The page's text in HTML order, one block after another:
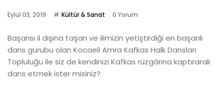
Eylül 03, 2019 Kültür & Sanat 0 Yorum
Başarısı il dışına taşan ve ilimizin yetiştirdiği en başarılı
dans gurubu olan Kocaeli Amra Kafkas Halk Dansları
Topluluğu ile siz de kendinizi Kafkas rüzgârına kaptırarak
dans etmek ister misiniz?